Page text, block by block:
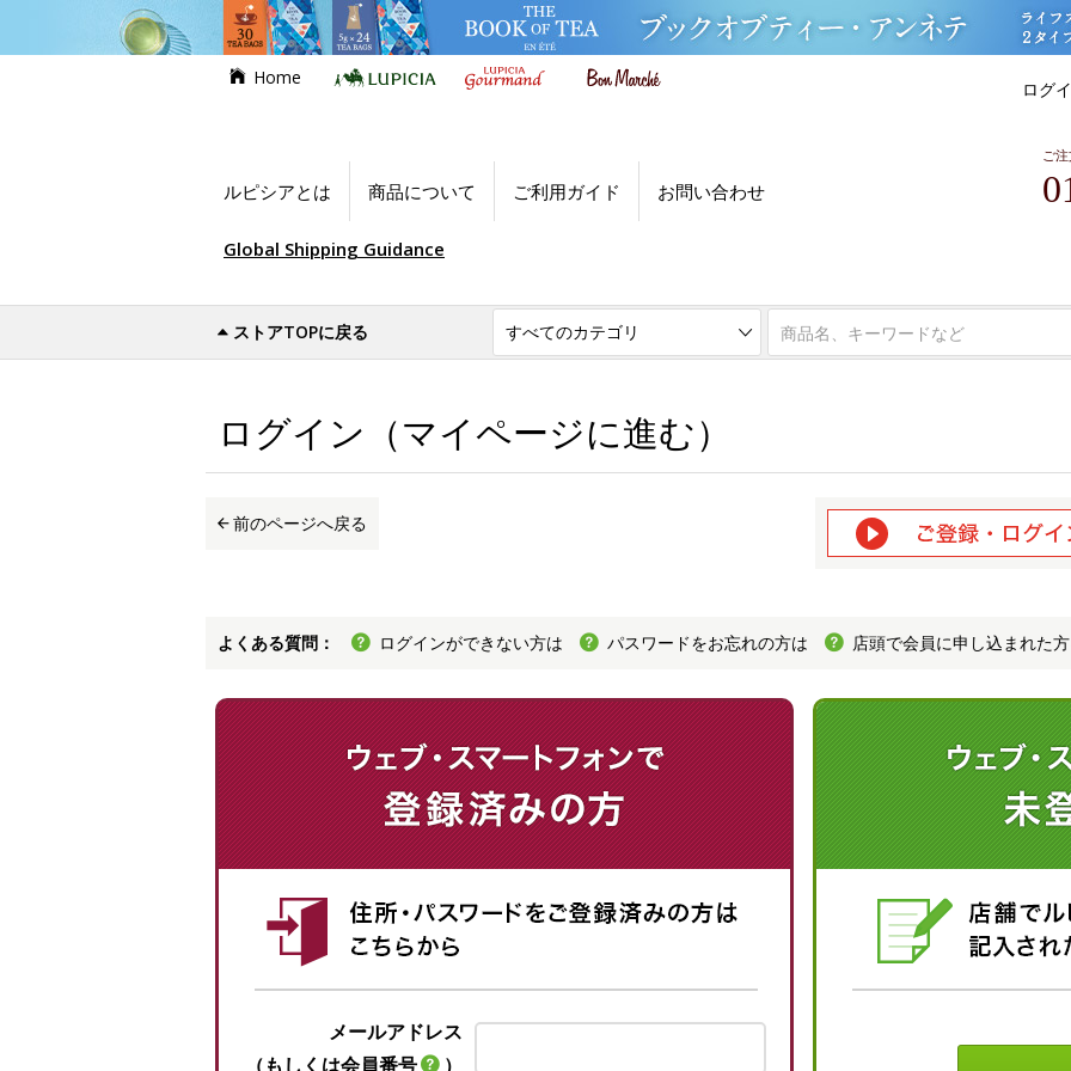
Home
ログ
ルピシアとは 商品について ご利用ガイド お問い合わせ
ご
Global Shipping Guidance
ストアTOPに戻る
世界のお茶専門店ルピシア ログイン（マイページに進む）
ログイン（マイページに進む）
前のページへ戻る
よくある質問： ログインができない方は パスワードをお忘れの方は 店頭で会員に申し込まれた
メールアドレス
（もしくは会員番号
）